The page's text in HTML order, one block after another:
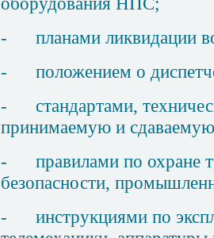
-
планами ликвидации
-
положением о
-
стандартами,
принимаемую и
-
правилами по охране
безопасности,
-
инструкциями по